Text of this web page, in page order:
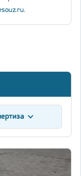
.